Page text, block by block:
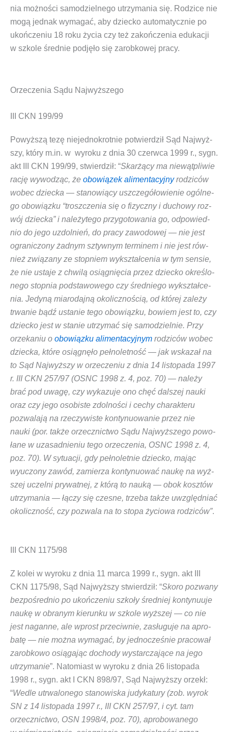
nia moż­no­ści samo­dziel­ne­go utrzy­ma­nia się. Rodzi­ce nie
mogą jed­nak wyma­gać, aby dziec­ko auto­ma­tycz­nie po
ukoń­cze­niu 18 roku życia czy też zakoń­cze­nia edu­ka­cji
w szko­le śred­nie pod­ję­ło się zarob­ko­wej pracy.
Orzeczenia Sądu Najwyższego
III CKN 199/99
Powyż­szą tezę nie­jed­no­krot­nie potwier­dził Sąd Naj­wyż­
szy, któ­ry m.in. w wyro­ku z dnia 30 czerw­ca 1999 r., sygn.
akt III CKN 199/99, stwier­dził: “Skar­żą­cy ma nie­wąt­pli­wie
rację wywo­dząc, że obo­wią­zek ali­men­ta­cyj­nyrodzi­ców
wobec dziec­ka — sta­no­wią­cy uszcze­gó­ło­wie­nie ogól­ne­
go obo­wiąz­ku “trosz­cze­nia się o fizycz­ny i ducho­wy roz­
wój dziec­ka” i nale­ży­te­go przy­go­to­wa­nia go, odpo­wied­
nio do jego uzdol­nień, do pra­cy zawo­do­wej — nie jest
ogra­ni­czo­ny żad­nym sztyw­nym ter­mi­nem i nie jest rów­
nież zwią­za­ny ze stop­niem wykształ­ce­nia w tym sen­sie,
że nie usta­je z chwi­lą osią­gnię­cia przez dziec­ko okre­ślo­
ne­go stop­nia pod­sta­wo­we­go czy śred­nie­go wykształ­ce­
nia. Jedy­ną mia­ro­daj­ną oko­licz­no­ścią, od któ­rej zale­ży
trwa­nie bądź usta­nie tego obo­wiąz­ku, bowiem jest to, czy
dziec­ko jest w sta­nie utrzy­mać się samo­dziel­nie. Przy
orze­ka­niu o obo­wiąz­ku ali­men­ta­cyj­nym rodzi­ców wobec
dziec­ka, któ­re osią­gnę­ło peł­no­let­ność — jak wska­zał na
to Sąd Naj­wyż­szy w orze­cze­niu z dnia 14 listo­pa­da 1997
r. III CKN 257/97 (OSNC 1998 z. 4, poz. 70) — nale­ży
brać pod uwa­gę, czy wyka­zu­je ono chęć dal­szej nauki
oraz czy jego oso­bi­ste zdol­no­ści i cechy cha­rak­te­ru
pozwa­la­ją na rze­czy­wi­ste kon­ty­nu­owa­nie przez nie
nauki (por. tak­że orzecz­nic­two Sądu Naj­wyż­sze­go powo­
ła­ne w uza­sad­nie­niu tego orze­cze­nia, OSNC 1998 z. 4,
poz. 70). W sytu­acji, gdy peł­no­let­nie dziec­ko, mając
wyuczo­ny zawód, zamie­rza kon­ty­nu­ować naukę na wyż­
szej uczel­ni pry­wat­nej, z któ­rą to nauką — obok kosz­tów
utrzy­ma­nia — łączy się cze­sne, trze­ba tak­że uwzględ­niać
oko­licz­ność, czy pozwa­la na to sto­pa życio­wa rodzi­ców”.
III CKN 1175/98
Z kolei w wyro­ku z dnia 11 mar­ca 1999 r., sygn. akt III
CKN 1175/98, Sąd Naj­wyż­szy stwier­dził: “Sko­ro pozwa­ny
bez­po­śred­nio po ukoń­cze­niu szko­ły śred­niej kon­ty­nu­uje
naukę w obra­nym kie­run­ku w szko­le wyż­szej — co nie
jest nagan­ne, ale wprost prze­ciw­nie, zasłu­gu­je na apro­
ba­tę — nie moż­na wyma­gać, by jed­no­cze­śnie pra­co­wał
zarob­ko­wo osią­ga­jąc docho­dy wystar­cza­ją­ce na jego
utrzy­ma­nie”. Nato­miast w wyro­ku z dnia 26 listo­pa­da
1998 r., sygn. akt I CKN 898/97, Sąd Naj­wyż­szy orzekł:
“Wedle utrwa­lo­ne­go sta­no­wi­ska judy­ka­tu­ry (zob. wyrok
SN z 14 listo­pa­da 1997 r., III CKN 257/97, i cyt. tam
orzecz­nic­two, OSN 1998/4, poz. 70), apro­bo­wa­ne­go